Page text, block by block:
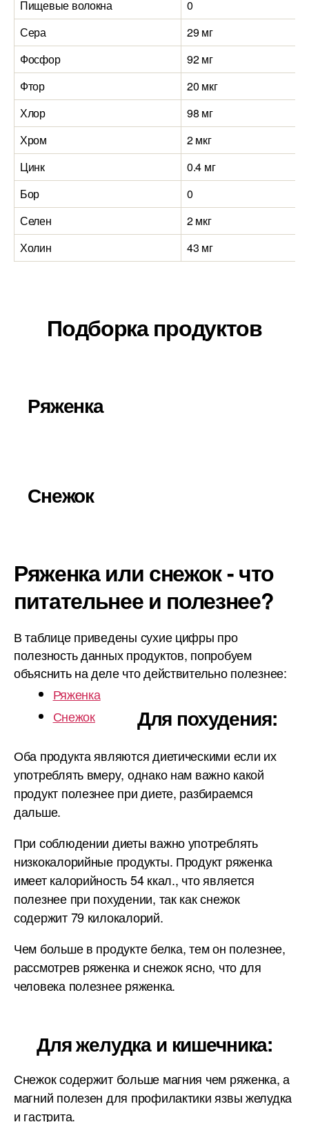
Пищевые волокна
0
Сера
29 мг
Фосфор
92 мг
Фтор
20 мкг
Хлор
98 мг
Хром
2 мкг
Цинк
0.4 мг
Бор
0
Селен
2 мкг
Холин
43 мг
Подборка продуктов
Ряженка
Снежок
Ряженка или снежок - что
питательнее и полезнее?
В таблице приведены сухие цифры про
полезность данных продуктов, попробуем
объяснить на деле что действительно полезнее:
Ряженка
Снежок
Для похудения:
Оба продукта являются диетическими если их
употреблять вмеру, однако нам важно какой
продукт полезнее при диете, разбираемся
дальше.
При соблюдении диеты важно употреблять
низкокалорийные продукты. Продукт ряженка
имеет калорийность 54 ккал., что является
полезнее при похудении, так как снежок
содержит 79 килокалорий.
Чем больше в продукте белка, тем он полезнее,
рассмотрев ряженка и снежок ясно, что для
человека полезнее ряженка.
Для желудка и кишечника:
Снежок содержит больше магния чем ряженка, а
магний полезен для профилактики язвы желудка
и гастрита.